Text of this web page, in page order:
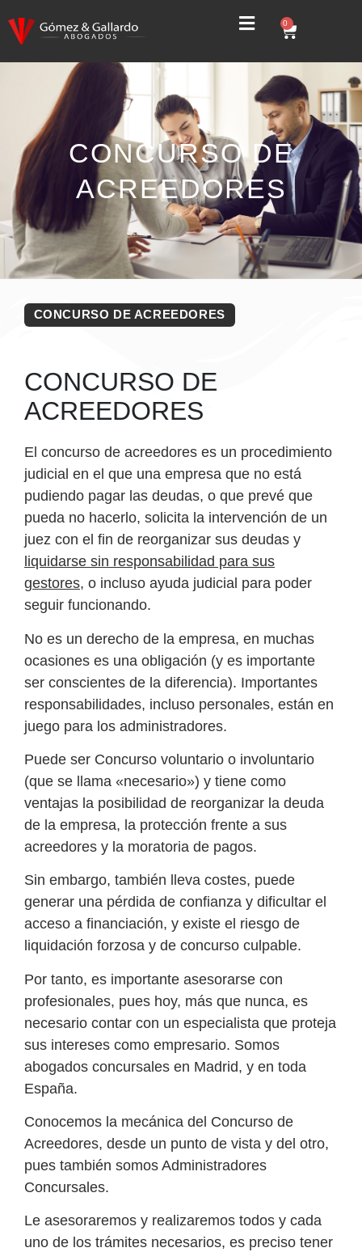
0
CONCURSO DE
ACREEDORES
CONCURSO DE ACREEDORES
CONCURSO DE
ACREEDORES
El concurso de acreedores es un procedimiento
judicial en el que una empresa que no está
pudiendo pagar las deudas, o que prevé que
pueda no hacerlo, solicita la intervención de un
juez con el fin de reorganizar sus deudas y
liquidarse sin responsabilidad para sus
gestores, o incluso ayuda judicial para poder
seguir funcionando.
No es un derecho de la empresa, en muchas
ocasiones es una obligación (y es importante
ser conscientes de la diferencia). Importantes
responsabilidades, incluso personales, están en
juego para los administradores.
Puede ser Concurso voluntario o involuntario
(que se llama «necesario») y tiene como
ventajas la posibilidad de reorganizar la deuda
de la empresa, la protección frente a sus
acreedores y la moratoria de pagos.
Sin embargo, también lleva costes, puede
generar una pérdida de confianza y dificultar el
acceso a financiación, y existe el riesgo de
liquidación forzosa y de concurso culpable.
Por tanto, es importante asesorarse con
profesionales, pues hoy, más que nunca, es
necesario contar con un especialista que proteja
sus intereses como empresario. Somos
abogados concursales en Madrid, y en toda
España.
Conocemos la mecánica del Concurso de
Acreedores, desde un punto de vista y del otro,
pues también somos Administradores
Concursales.
Le asesoraremos y realizaremos todos y cada
uno de los trámites necesarios, es preciso tener